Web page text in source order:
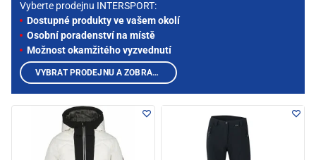
Vyberte prodejnu INTERSPORT:
Dostupné produkty ve vašem okolí
Osobní poradenství na místě
Možnost okamžitého vyzvednutí
VYBRAT PRODEJNU A ZOBRAZIT PRODUKTY